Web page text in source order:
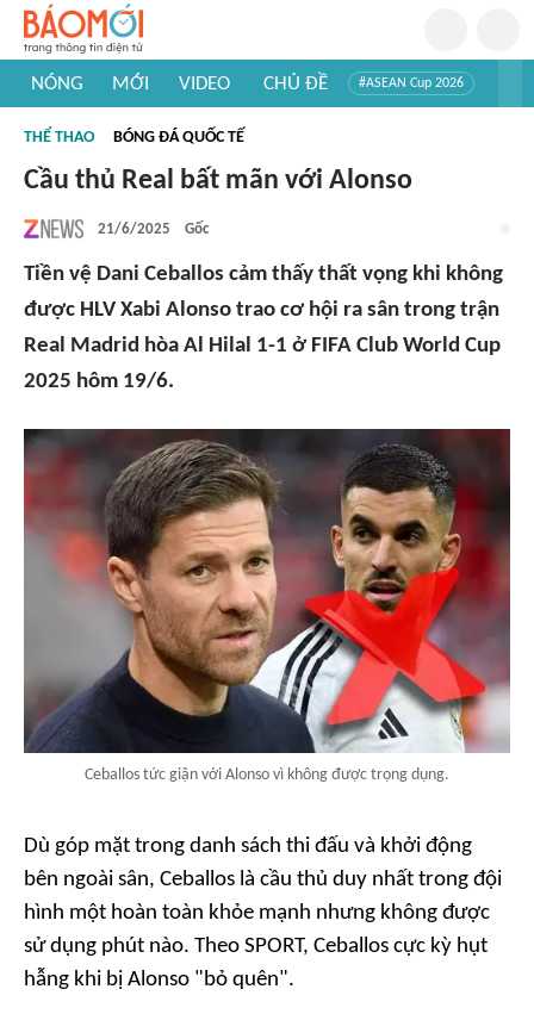
NÓNG MỚI VIDEO CHỦ ĐỀ #ASEAN Cup 2026
#Khám phá thế giới
THỂ THAO BÓNG ĐÁ QUỐC TẾ
Cầu thủ Real bất mãn với Alonso
21/6/2025 Gốc
Tiền vệ Dani Ceballos cảm thấy thất vọng khi không
được HLV Xabi Alonso trao cơ hội ra sân trong trận
Real Madrid hòa Al Hilal 1-1 ở FIFA Club World Cup
2025 hôm 19/6.
Ceballos tức giận với Alonso vì không được trọng dụng.
Dù góp mặt trong danh sách thi đấu và khởi động
bên ngoài sân, Ceballos là cầu thủ duy nhất trong đội
hình một hoàn toàn khỏe mạnh nhưng không được
sử dụng phút nào. Theo SPORT, Ceballos cực kỳ hụt
hẫng khi bị Alonso "bỏ quên".